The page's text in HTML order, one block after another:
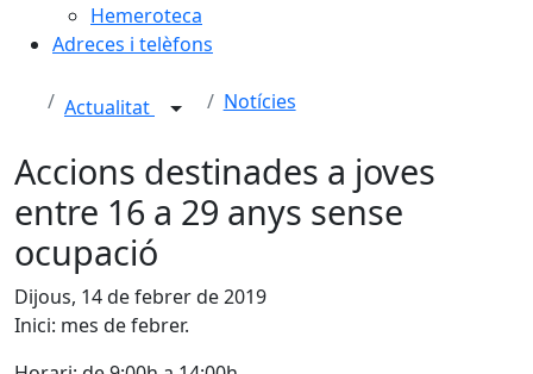
Hemeroteca
Adreces i telèfons
Actualitat Notícies
Accions destinades a joves
entre 16 a 29 anys sense
ocupació
Dijous, 14 de febrer de 2019
Inici: mes de febrer.